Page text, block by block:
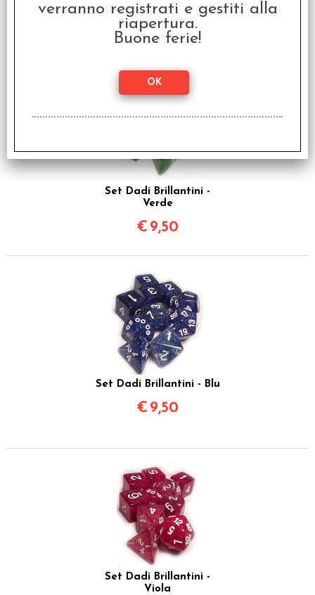
Bianco
€9,50
Set Dadi Brillantini -
Verde
€ 9,50
Set Dadi Brillantini - Blu
€ 9,50
Set Dadi Brillantini -
Viola
verranno registrati e gestiti alla
riapertura.
Buone ferie!